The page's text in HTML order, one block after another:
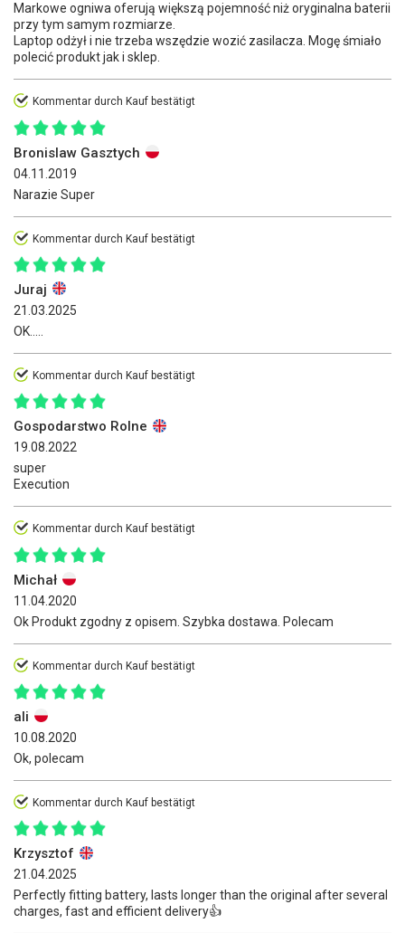
Markowe ogniwa oferują większą pojemność niż oryginalna baterii
przy tym samym rozmiarze.
Laptop odżył i nie trzeba wszędzie wozić zasilacza. Mogę śmiało
polecić produkt jak i sklep.
Kommentar durch Kauf bestätigt
Bronislaw Gasztych
04.11.2019
Narazie Super
Kommentar durch Kauf bestätigt
Juraj
21.03.2025
OK.....
Kommentar durch Kauf bestätigt
Gospodarstwo Rolne
19.08.2022
super
Execution
Kommentar durch Kauf bestätigt
Michał
11.04.2020
Ok Produkt zgodny z opisem. Szybka dostawa. Polecam
Kommentar durch Kauf bestätigt
ali
10.08.2020
Ok, polecam
Kommentar durch Kauf bestätigt
Krzysztof
21.04.2025
Perfectly fitting battery, lasts longer than the original after several
charges, fast and efficient delivery👍